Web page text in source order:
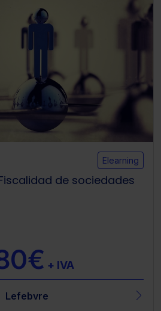
Elearning
de sociedades
+ IVA
Lefebvre